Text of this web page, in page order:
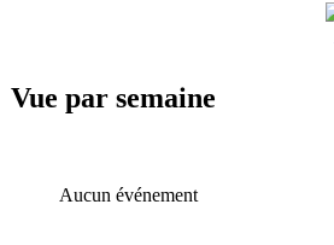
Vue par semaine
Aucun événement